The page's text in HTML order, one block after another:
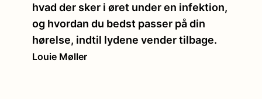
hvad der sker i øret under en infektion,
og hvordan du bedst passer på din
hørelse, indtil lydene vender tilbage.
Louie Møller